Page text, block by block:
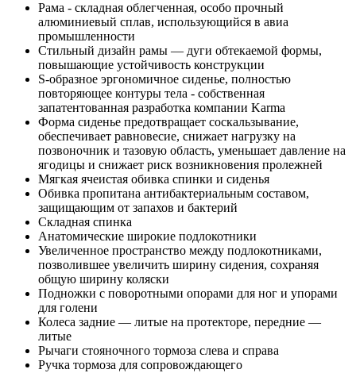
Рама - складная облегченная, особо прочный
алюминиевый сплав, использующийся в авиа
промышленности
Стильный дизайн рамы — дуги обтекаемой формы,
повышающие устойчивость конструкции
S-образное эргономичное сиденье, полностью
повторяющее контуры тела - собственная
запатентованная разработка компании Karma
Форма сиденье предотвращает соскальзывание,
обеспечивает равновесие, снижает нагрузку на
позвоночник и тазовую область, уменьшает давление на
ягодицы и снижает риск возникновения пролежней
Мягкая ячеистая обивка спинки и сиденья
Обивка пропитана антибактериальным составом,
защищающим от запахов и бактерий
Складная спинка
Анатомические широкие подлокотники
Увеличенное пространство между подлокотниками,
позволившее увеличить ширину сидения, сохраняя
общую ширину коляски
Подножки с поворотными опорами для ног и упорами
для голени
Колеса задние — литые на протекторе, передние —
литые
Рычаги стояночного тормоза слева и справа
Ручка тормоза для сопровождающего